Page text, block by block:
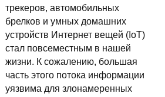
трекеров, автомобильных
брелков и умных домашних
устройств Интернет вещей (IoT)
стал повсеместным в нашей
жизни. К сожалению, большая
часть этого потока информации
уязвима для злонамеренных